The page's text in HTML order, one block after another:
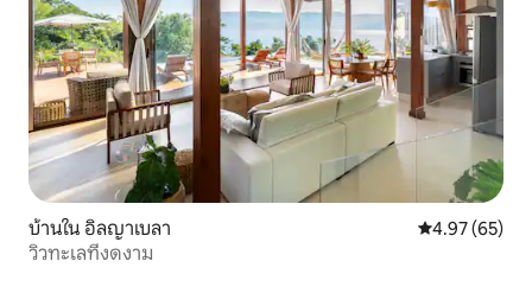
บ้านใน อิลญาเบลา คะแนนเฉลี่ย
4.97 (65)
วิวทะเลที่งดงาม